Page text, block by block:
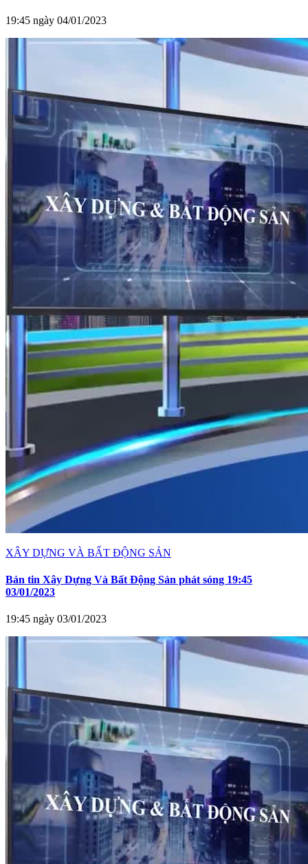
19:45 ngày 04/01/2023
XÂY DỰNG VÀ BẤT ĐỘNG SẢN
Bản tin Xây Dựng Và Bất Động Sản phát sóng 19:45
03/01/2023
19:45 ngày 03/01/2023